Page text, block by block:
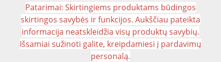
Patarimai: Skirtingiems produktams būdingos
skirtingos savybės ir funkcijos. Aukščiau pateikta
informacija neatskleidžia visų produktų savybių.
Išsamiai sužinoti galite, kreipdamiesi į pardavimų
personalą.